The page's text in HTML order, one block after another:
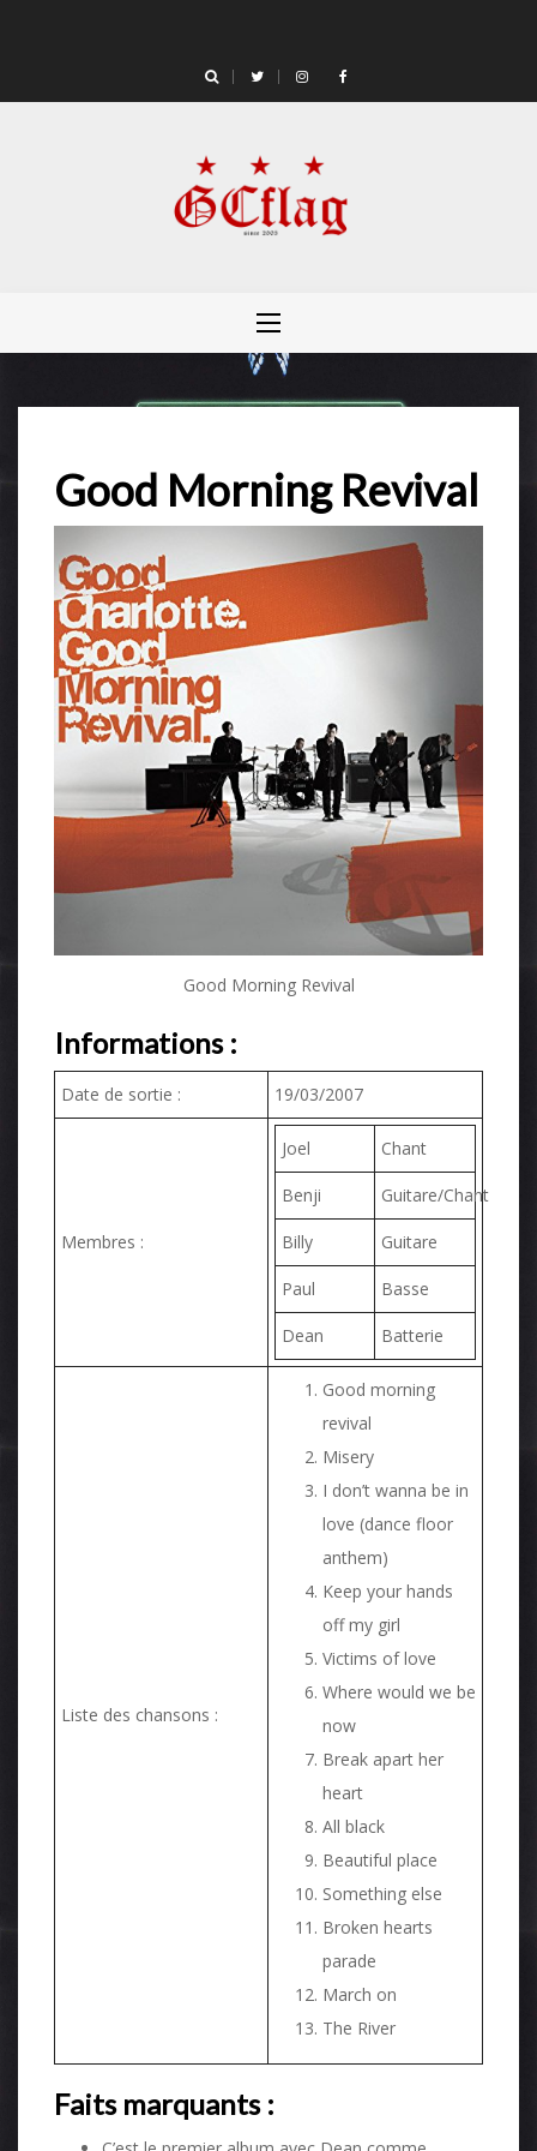
Good Morning Revival
Good Morning Revival
Informations :
Date de sortie : 19/03/2007
Membres :
Joel Chant
Benji Guitare/Chant
Billy Guitare
Paul Basse
Dean Batterie
Liste des chansons :
Good morning
revival
Misery
I don’t wanna be in
love (dance floor
anthem)
Keep your hands
off my girl
Victims of love
Where would we be
now
Break apart her
heart
All black
Beautiful place
Something else
Broken hearts
parade
March on
The River
Faits marquants :